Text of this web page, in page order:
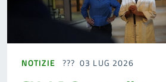
NOTIZIE 03 LUG 2026